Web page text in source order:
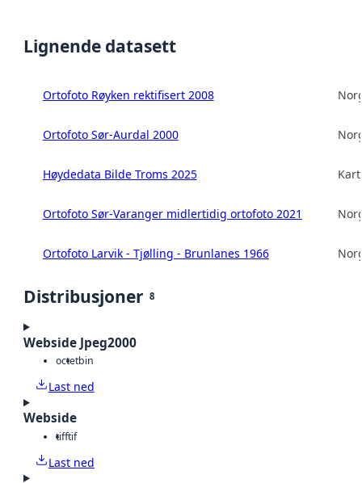
Lignende datasett
Ortofoto Røyken rektifisert 2008
Ortofoto Sør-Aurdal 2000
Høydedata Bilde Troms 2025
Ortofoto Sør-Varanger midlertidig ortofoto 2021
Ortofoto Larvik - Tjølling - Brunlanes 1966
Distribusjoner 8
Webside Jpeg2000
octetbin
Last ned
Webside
tifftif
Last ned